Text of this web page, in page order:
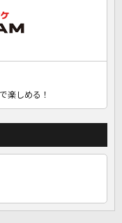
楽しめる！